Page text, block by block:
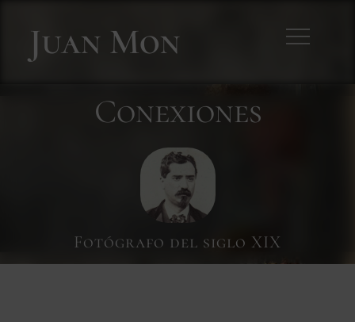
contentJuan Mon
Conexiones